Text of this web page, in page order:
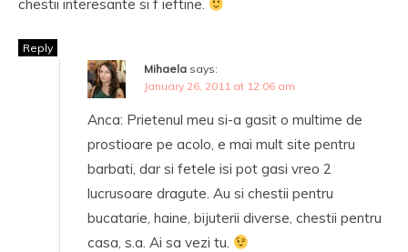
chestii interesante si f ieftine.
Reply
Mihaela says:
January 26, 2011 at 12:06 am
Anca: Prietenul meu si-a gasit o multime de
prostioare pe acolo, e mai mult site pentru
barbati, dar si fetele isi pot gasi vreo 2
lucrusoare dragute. Au si chestii pentru
bucatarie, haine, bijuterii diverse, chestii pentru
casa, s.a. Ai sa vezi tu.